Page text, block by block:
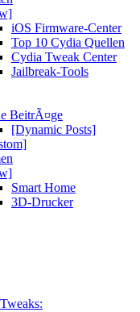
iOS Firmware-Center
Top 10 Cydia Quellen
Cydia Tweak Center
Jailbreak-Tools
BeitrÃ¤ge
[Dynamic Posts]
Smart Home
3D-Drucker